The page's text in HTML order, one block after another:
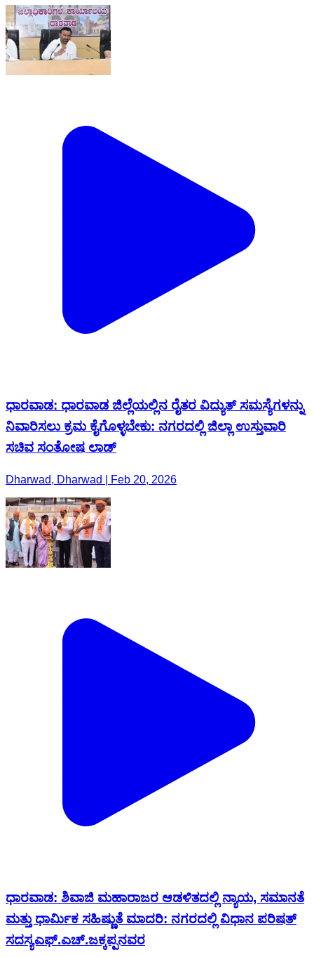
ಧಾರವಾಡ: ಧಾರವಾಡ ಜಿಲ್ಲೆಯಲ್ಲಿನ ರೈತರ ವಿದ್ಯುತ್ ಸಮಸ್ಯೆಗಳನ್ನು
ನಿವಾರಿಸಲು ಕ್ರಮ ಕೈಗೊಳ್ಳಬೇಕು: ನಗರದಲ್ಲಿ ಜಿಲ್ಲಾ ಉಸ್ತುವಾರಿ
ಸಚಿವ ಸಂತೋಷ ಲಾಡ್
Dharwad, Dharwad | Feb 20, 2026
ಧಾರವಾಡ: ಶಿವಾಜಿ ಮಹಾರಾಜರ ಆಡಳಿತದಲ್ಲಿ ನ್ಯಾಯ, ಸಮಾನತೆ
ಮತ್ತು ಧಾರ್ಮಿಕ ಸಹಿಷ್ಣುತೆ ಮಾದರಿ: ನಗರದಲ್ಲಿ ವಿಧಾನ ಪರಿಷತ್
ಸದಸ್ಯಎಫ್.ಎಚ್.ಜಕ್ಕಪ್ಪನವರ